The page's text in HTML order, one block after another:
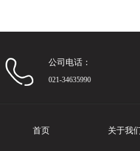
公司电话：
021-34635990
首页 关于我们